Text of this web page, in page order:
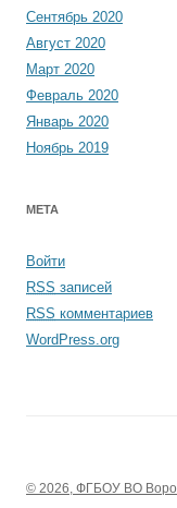
Сентябрь 2020
Август 2020
Март 2020
Февраль 2020
Январь 2020
Ноябрь 2019
МЕТА
Войти
RSS записей
RSS комментариев
WordPress.org
© 2026, ФГБОУ ВО